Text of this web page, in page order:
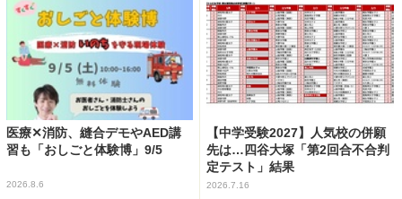
医療✕消防、縫合デモやAED講
習も「おしごと体験博」9/5
2026.8.6
【中学受験2027】人気校の併願
先は…四谷大塚「第2回合不合判
定テスト」結果
2026.7.16